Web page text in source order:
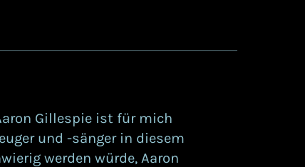
Gillespie ist für mich
und -sänger in diesem
werden würde, Aaron